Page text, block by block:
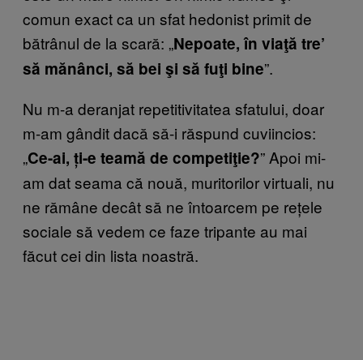
comun exact ca un sfat hedonist primit de
bătrânul de la scară: „Nepoate, în viaţă tre’
să mănânci, să bei şi să fuţi bine”.
Nu m-a deranjat repetitivitatea sfatului, doar
m-am gândit dacă să-i răspund cuviincios:
„Ce-ai, ți-e teamă de competiţie?” Apoi mi-
am dat seama că nouă, muritorilor virtuali, nu
ne rămâne decât să ne întoarcem pe rețele
sociale să vedem ce faze tripante au mai
făcut cei din lista noastră.